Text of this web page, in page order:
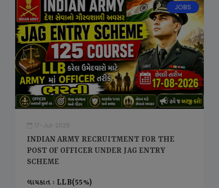
JOBS
17-Jul-2026
INDIAN ARMY RECRUITMENT FOR THE
POST OF OFFICER UNDER JAG ENTRY
SCHEME
લાયકાત : LLB(55%)